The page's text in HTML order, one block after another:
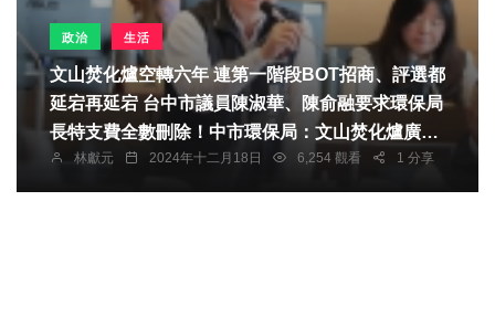
政治 生活
文山焚化爐空轉六年 連第一階段BOT招商、評選都
延宕再延宕 台中市議員陳淑華、陳俞融要求環保局
長特支費全數刪除！中市環保局：文山焚化爐廣納
建議全廠換新 預計明年動工加速改善空污
林獻元 2024年十二月18日 6,254 觀看 1 分享